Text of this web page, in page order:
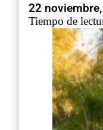
22
Tiempo de